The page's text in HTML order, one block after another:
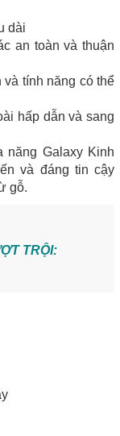
dài
an toàn và thuận
và tính năng có thể
hấp dẫn và sang
năng Galaxy Kinh
và đáng tin cậy
gỗ.
TRỘI: